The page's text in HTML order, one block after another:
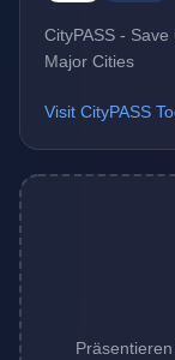
CityPASS -
Major Cities
Visit CityPASS